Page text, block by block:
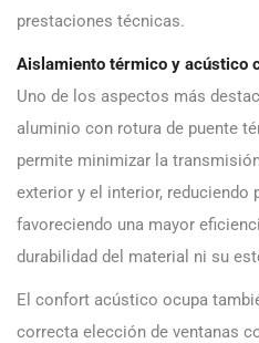
prestaciones técnicas.
Aislamiento térmico y acústico
Uno de los aspectos más
aluminio con rotura de puente
permite minimizar la
exterior y el interior, reduciendo
favoreciendo una mayor
durabilidad del material ni su
El confort acústico ocupa
correcta elección de ventanas